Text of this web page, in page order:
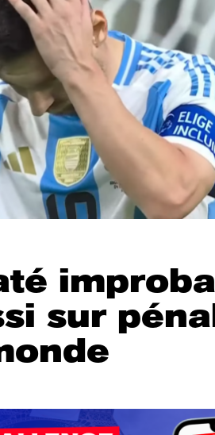
sur